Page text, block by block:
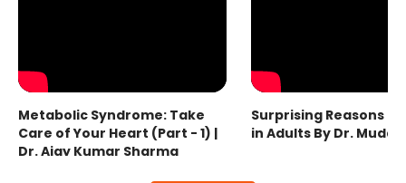
Metabolic Syndrome: Take
Care of Your Heart (Part - 1) |
Dr. Ajay Kumar Sharma
Surprising Reasons
in Adults By Dr.